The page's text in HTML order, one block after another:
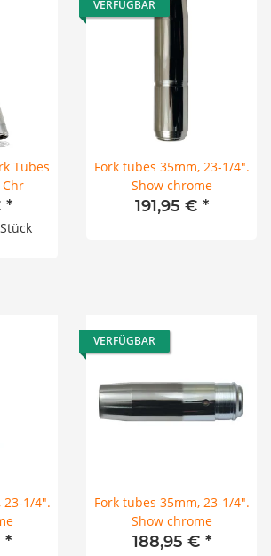
Tubes
*
VERFÜGBAR
Fork tubes 35mm, 23-1/4".
Show chrome
191,95 € *
23-1/4".
*
VERFÜGBAR
Fork tubes 35mm, 23-1/4".
Show chrome
188,95 € *